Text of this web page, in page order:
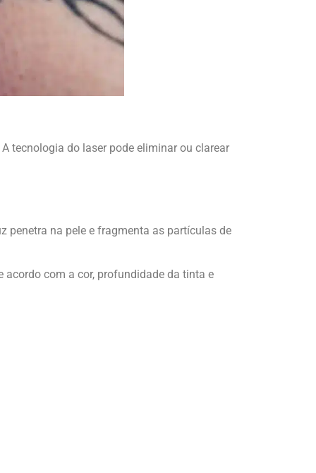
tecnologia do laser pode eliminar ou clarear
penetra na pele e fragmenta as partículas de
acordo com a cor, profundidade da tinta e